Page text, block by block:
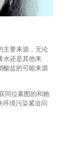
主要来源，无论
水还是其他来
酸盐的可能来源
同位素图的和她
环境污染紧迫问